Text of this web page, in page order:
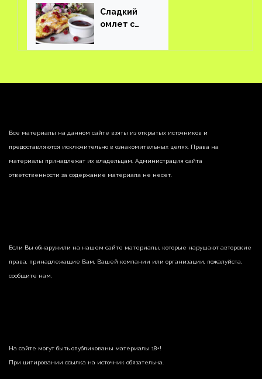
Сладкий
омлет с
Все материалы на данном сайте взяты из открытых источников и
предоставляются исключительно в ознакомительных целях. Права на
материалы принадлежат их владельцам. Администрация сайта
ответственности за содержание материала не несет.
Если Вы обнаружили на нашем сайте материалы, которые нарушают авторские
права, принадлежащие Вам, Вашей компании или организации, пожалуйста,
сообщите нам.
На сайте могут быть опубликованы материалы 18+!
При цитировании ссылка на источник обязательна.